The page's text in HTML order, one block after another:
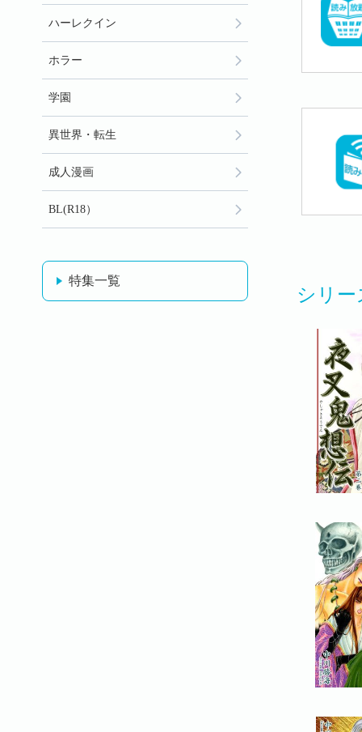
シリー
ハーレクイン
ホラー
学園
異世界・転生
成人漫画
BL(R18）
特集一覧